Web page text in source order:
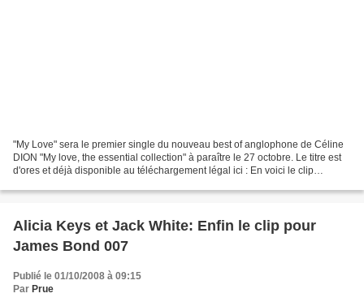
"My Love" sera le premier single du nouveau best of anglophone de Céline
DION "My love, the essential collection" à paraître le 27 octobre. Le titre est
d'ores et déjà disponible au téléchargement légal ici : En voici le clip
Alicia Keys et Jack White: Enfin le clip pour
James Bond 007
Publié le 01/10/2008 à 09:15
Par Prue